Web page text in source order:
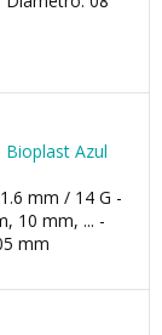
Bioplast Azul
mm / 14 G -
10 mm, ... -
mm